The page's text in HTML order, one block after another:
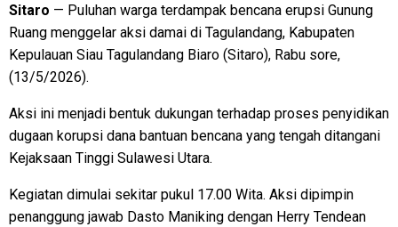
Sitaro — Puluhan warga terdampak bencana erupsi Gunung
Ruang menggelar aksi damai di Tagulandang, Kabupaten
Kepulauan Siau Tagulandang Biaro (Sitaro), Rabu sore,
(13/5/2026).
Aksi ini menjadi bentuk dukungan terhadap proses penyidikan
dugaan korupsi dana bantuan bencana yang tengah ditangani
Kejaksaan Tinggi Sulawesi Utara.
Kegiatan dimulai sekitar pukul 17.00 Wita. Aksi dipimpin
penanggung jawab Dasto Maniking dengan Herry Tendean